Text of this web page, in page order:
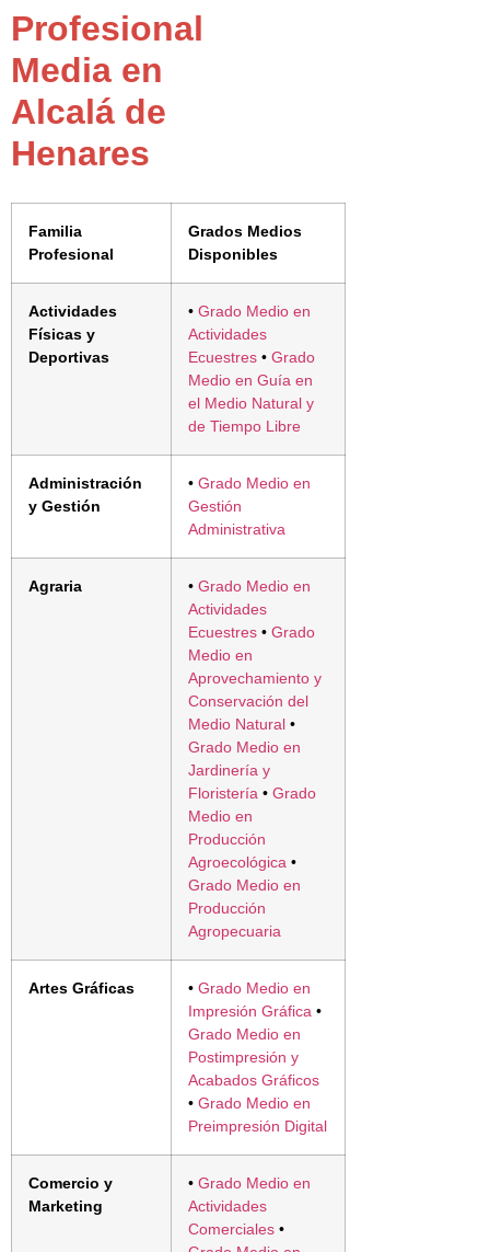
Profesional
Media en
Alcalá de
Henares
Familia
Profesional
Grados Medios
Disponibles
Actividades
Físicas y
Deportivas
• Grado Medio en
Actividades
Ecuestres • Grado
Medio en Guía en
el Medio Natural y
de Tiempo Libre
Administración
y Gestión
• Grado Medio en
Gestión
Administrativa
Agraria • Grado Medio en
Actividades
Ecuestres • Grado
Medio en
Aprovechamiento y
Conservación del
Medio Natural •
Grado Medio en
Jardinería y
Floristería • Grado
Medio en
Producción
Agroecológica •
Grado Medio en
Producción
Agropecuaria
Artes Gráficas • Grado Medio en
Impresión Gráfica •
Grado Medio en
Postimpresión y
Acabados Gráficos
• Grado Medio en
Preimpresión Digital
Comercio y
Marketing
• Grado Medio en
Actividades
Comerciales •